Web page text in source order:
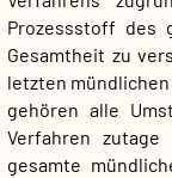
Prozessstoff des
Gesamtheit zu
letzten
gehören alle
Verfahren
gesamte